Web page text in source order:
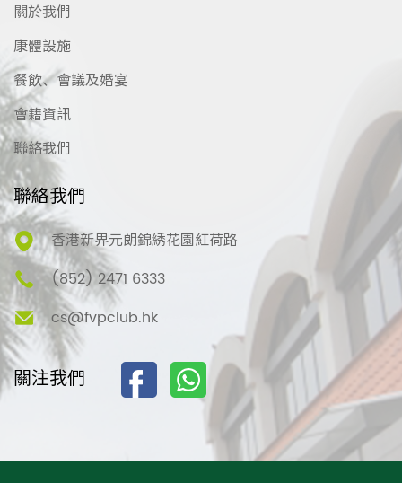
關於我們
康體設施
餐飲、會議及婚宴
會籍資訊
聯絡我們
聯絡我們
香港新界元朗錦綉花園紅荷路
(852) 2471 6333
cs@fvpclub.hk
關注我們